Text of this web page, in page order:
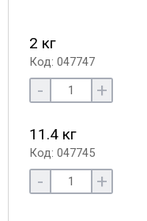
2 кг
Код: 047747
- +
11.4 кг
Код: 047745
- +